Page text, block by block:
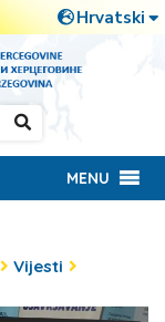
MENU
Vijesti